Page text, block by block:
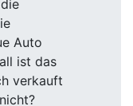
Auto
ist das
verkauft